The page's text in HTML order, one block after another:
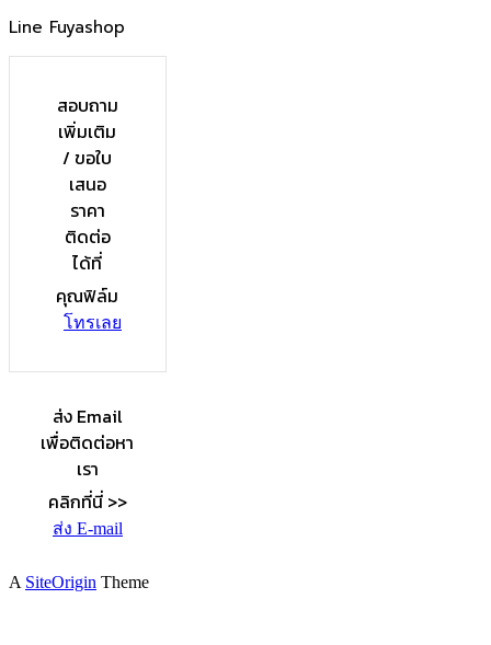
Line Fuyashop
สอบถาม
เพิ่มเติม
/ ขอใบ
เสนอ
ราคา
ติดต่อ
ได้ที่
คุณฟิล์ม
โทรเลย
ส่ง Email
เพื่อติดต่อหา
เรา
คลิกที่นี่ >>
ส่ง E-mail
A SiteOrigin Theme